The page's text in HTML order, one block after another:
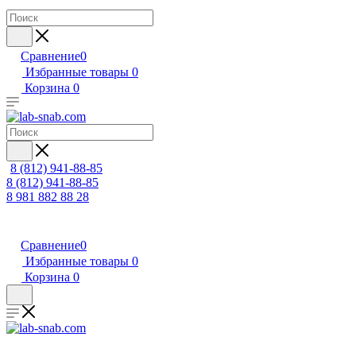
Сравнение0
Избранные товары 0
Корзина 0
8 (812) 941-88-85
8 (812) 941-88-85
8 981 882 88 28
Сравнение0
Избранные товары 0
Корзина 0